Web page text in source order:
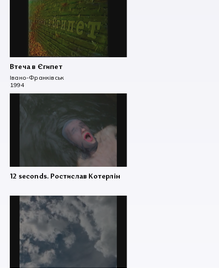
Втеча в Єгипет
Івано-Франківськ
1994
12 seconds. Ростислав Котерлін